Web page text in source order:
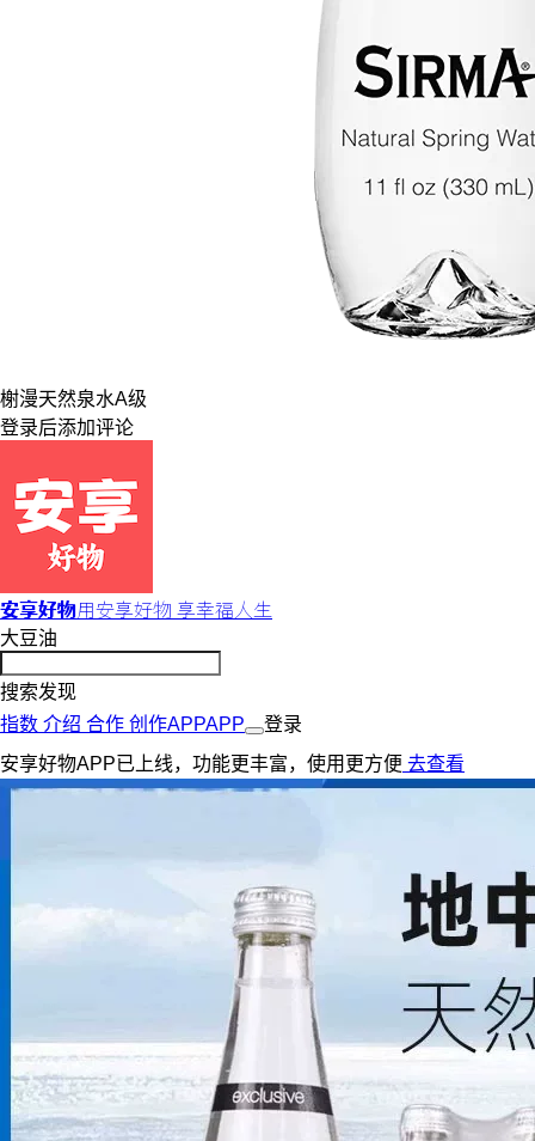
榭漫天然泉水A级
登录后添加评论
安享好物用安享好物 享幸福人生
大豆油
搜索发现
指数 介绍 合作 创作APPAPP
登录
安享好物APP已上线，功能更丰富，使用更方便 去查看